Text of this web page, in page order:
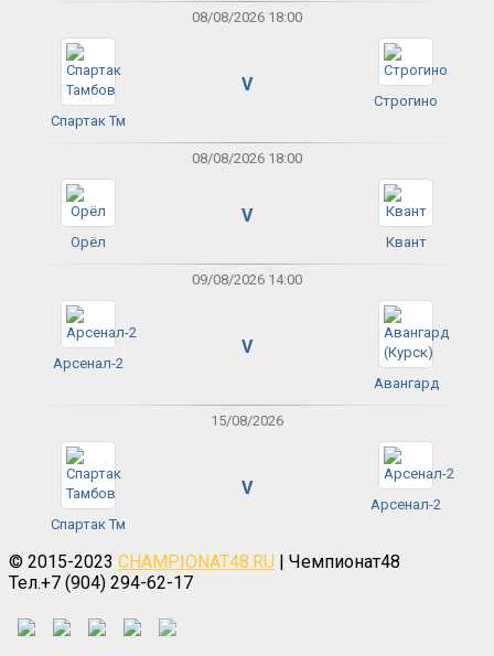
08/08/2026 18:00
Спартак Тм
V
Строгино
08/08/2026 18:00
Орёл
V
Квант
09/08/2026 14:00
Арсенал-2
V
Авангард
15/08/2026
Спартак Тм
V
Арсенал-2
© 2015-2023 CHAMPIONAT48.RU | Чемпионат48
Тел.+7 (904) 294-62-17